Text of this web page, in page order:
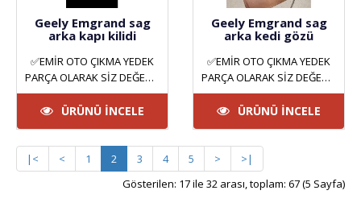
Geely Emgrand sag
arka kapı kilidi
✅EMİR OTO ÇIKMA YEDEK
PARÇA OLARAK SİZ DEĞERLİ
MÜŞTERİLERİMİZE HİZMET
VERMEKTEYİZ. ANKARA
YILDIZ SAN..
ÜRÜNÜ İNCELE
Geely Emgrand sag
arka kedi gözü
✅EMİR OTO ÇIKMA YEDEK
PARÇA OLARAK SİZ DEĞERLİ
MÜŞTERİLERİMİZE HİZMET
VERMEKTEYİZ. ANKARA
YILDIZ SAN..
ÜRÜNÜ İNCELE
|< < 1 2 3 4 5 >
>|
Gösterilen: 17 ile 32 arası, toplam: 67 (5 Sayfa)